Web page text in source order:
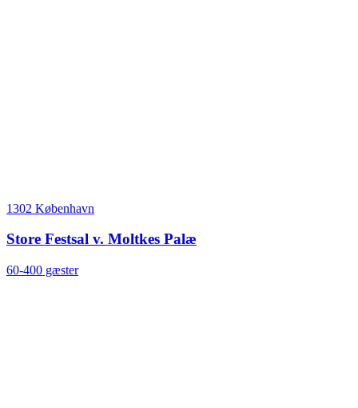
1302 København
Store Festsal v. Moltkes Palæ
60-400 gæster